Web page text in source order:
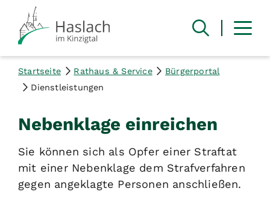
Startseite Rathaus & Service
Bürgerportal
Dienstleistungen
Nebenklage einreichen
Sie können sich als Opfer einer Straftat
mit einer Nebenklage dem Strafverfahren
gegen angeklagte Personen anschließen.